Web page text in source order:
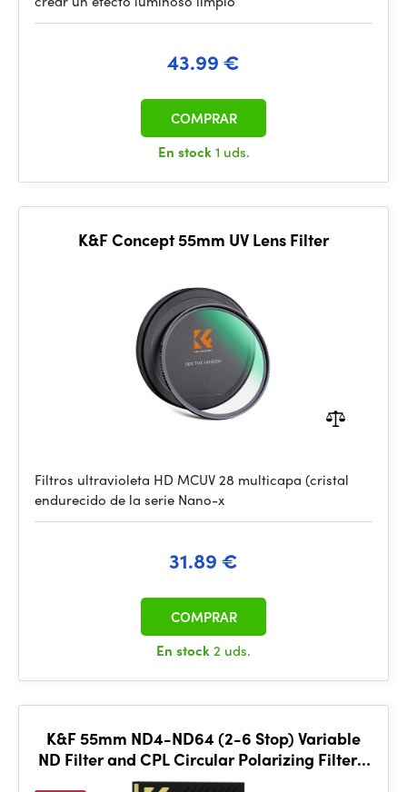
43.99 €
En stock1 uds.
COMPRAR
K&F Concept 55mm UV Lens Filter
Filtros ultravioleta HD MCUV 28 multicapa (cristal
endurecido de la serie Nano-x
31.89 €
En stock2 uds.
COMPRAR
K&F 55mm ND4-ND64 (2-6 Stop) Variable
ND Filter and CPL Circular Polarizing Filter 2
in 1